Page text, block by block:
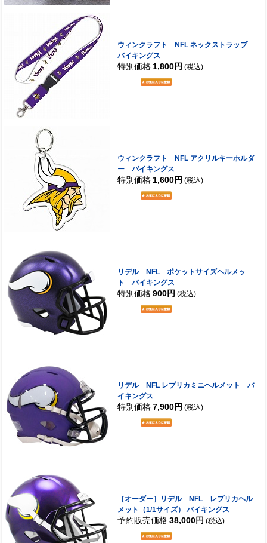
ウィンクラフト NFL ネックストラップ
バイキングス
特別価格 1,800円 (税込)
ウィンクラフト NFL アクリルキーホルダ
ー バイキングス
特別価格 1,600円 (税込)
リデル NFL ポケットサイズヘルメッ
ト バイキングス
特別価格 900円 (税込)
リデル NFL レプリカミニヘルメット バ
イキングス
特別価格 7,900円 (税込)
［オーダー］リデル NFL レプリカヘル
メット（1/1サイズ） バイキングス
予約販売価格 38,000円 (税込)